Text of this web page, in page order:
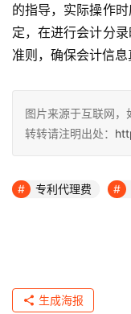
的指导，实际操作
定，在进行会计分
准则，确保会计信息
图片来源于互联网，
转转请注明出处：
专利代理费
生成海报